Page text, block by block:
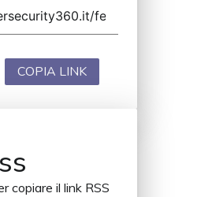
COPIA LINK
copiare il link RSS